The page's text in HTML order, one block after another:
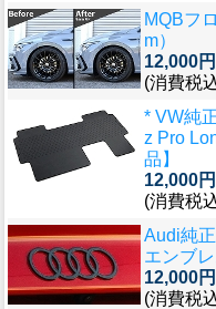
MQBフ
m）
12,000円
(消費税
* VW純
z Pro
品】
12,000円
(消費税
Audi純
エンブ
12,000円
(消費税